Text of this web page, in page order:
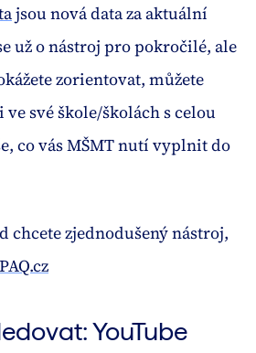
jsou nová data za aktuální
už o nástroj pro pokročilé, ale
zorientovat, můžete
své škole/školách s celou
co vás MŠMT nutí vyplnit do
chcete zjednodušený nástroj,
YouTube